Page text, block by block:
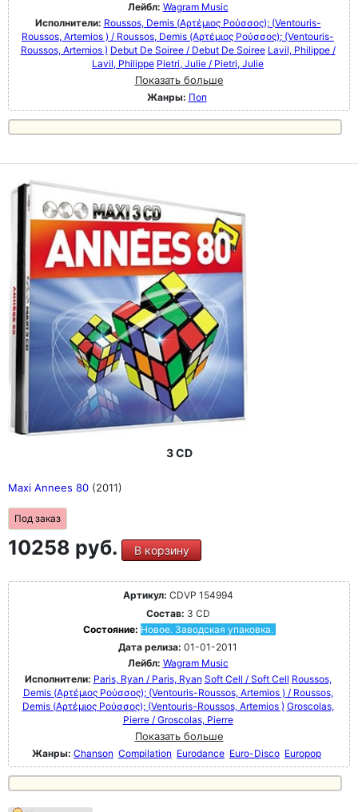
Лейбл: Wagram Music
Исполнители: Roussos, Demis (Αρτέμιος Ρούσσος); (Ventouris-
Roussos, Artemios ) / Roussos, Demis (Αρτέμιος Ρούσσος); (Ventouris-
Roussos, Artemios ) Debut De Soiree / Debut De Soiree Lavil, Philippe /
Lavil, Philippe Pietri, Julie / Pietri, Julie
Показать больше
Жанры: Поп
3 CD
Maxi Annees 80 (2011)
Под заказ
10258 руб. В корзину
Артикул: CDVP 154994
Состав: 3 CD
Состояние: Новое. Заводская упаковка.
Дата релиза: 01-01-2011
Лейбл: Wagram Music
Исполнители: Paris, Ryan / Paris, Ryan Soft Cell / Soft Cell Roussos,
Demis (Αρτέμιος Ρούσσος); (Ventouris-Roussos, Artemios ) / Roussos,
Demis (Αρτέμιος Ρούσσος); (Ventouris-Roussos, Artemios ) Groscolas,
Pierre / Groscolas, Pierre
Показать больше
Жанры: Chanson Compilation Eurodance Euro-Disco Europop